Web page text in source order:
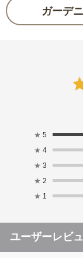
ガーデ
★ 5
★ 4
★ 3
★ 2
★ 1
ユーザーレビ